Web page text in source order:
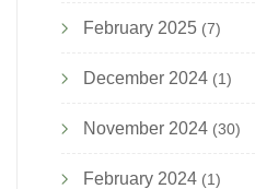
February 2025 (7)
December 2024 (1)
November 2024 (30)
February 2024 (1)